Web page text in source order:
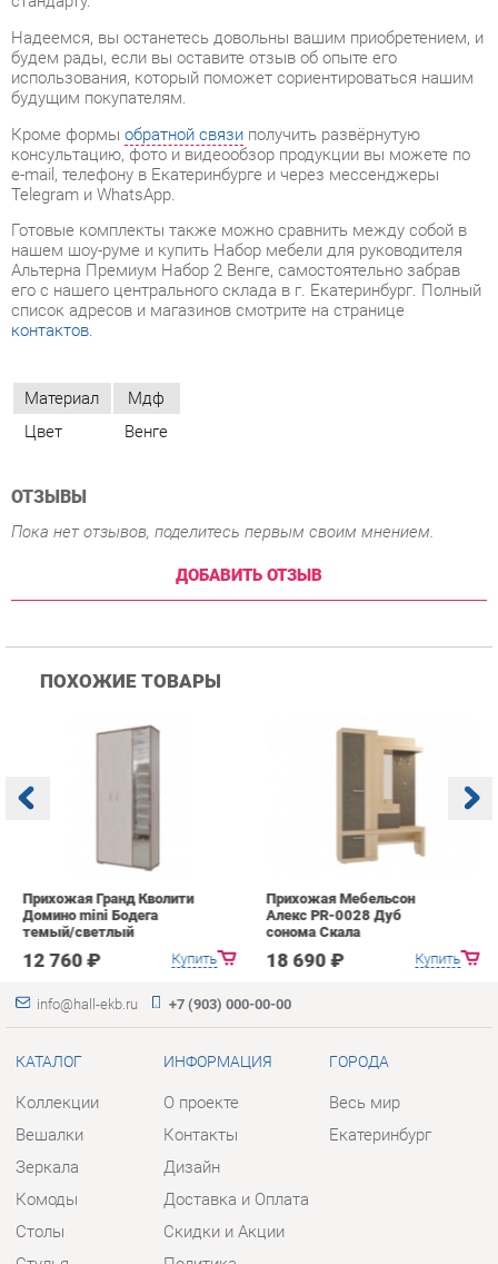
консультацию, фото и видеообзор продукции вы можете по
e-mail, телефону в Екатеринбурге и через мессенджеры
Telegram и WhatsApp.
Готовые комплекты также можно сравнить между собой в
нашем шоу-руме и купить Набор мебели для руководителя
Альтерна Премиум Набор 2 Венге, самостоятельно забрав
его с нашего центрального склада в г. Екатеринбург. Полный
список адресов и магазинов смотрите на странице
контактов
Материал
Мдф
Цвет
Венге
Пока нет отзывов, поделитесь первым своим мнением.
ПОХОЖИЕ ТОВАРЫ
Домино mini Бодега
темый/светлый
12 760 ₽ Купить
Прихожая Мебельсон
КАТАЛОГ
Зеркала
Столы
Стулья
Тумбы
Шкафы
Комплектующие
ИНФОРМАЦИЯ
О проекте
Дизайн
Скидки и Акции
Политика
Гарантия
Помощь
ГОРОДА